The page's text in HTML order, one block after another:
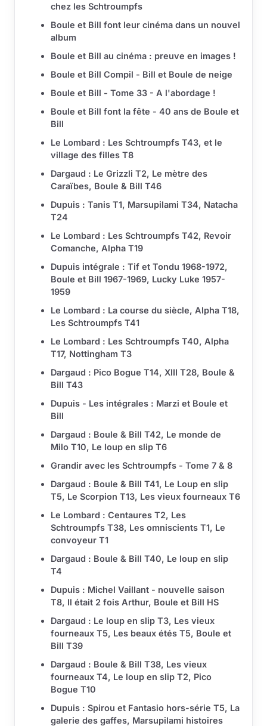
chez les Schtroumpfs
Boule et Bill font leur cinéma dans un nouvel
album
Boule et Bill au cinéma : preuve en images !
Boule et Bill Compil - Bill et Boule de neige
Boule et Bill - Tome 33 - A l'abordage !
Boule et Bill font la fête - 40 ans de Boule et
Bill
Le Lombard : Les Schtroumpfs T43, et le
village des filles T8
Dargaud : Le Grizzli T2, Le mètre des
Caraïbes, Boule & Bill T46
Dupuis : Tanis T1, Marsupilami T34, Natacha
T24
Le Lombard : Les Schtroumpfs T42, Revoir
Comanche, Alpha T19
Dupuis intégrale : Tif et Tondu 1968-1972,
Boule et Bill 1967-1969, Lucky Luke 1957-
1959
Le Lombard : La course du siècle, Alpha T18,
Les Schtroumpfs T41
Le Lombard : Les Schtroumpfs T40, Alpha
T17, Nottingham T3
Dargaud : Pico Bogue T14, XIII T28, Boule &
Bill T43
Dupuis - Les intégrales : Marzi et Boule et
Bill
Dargaud : Boule & Bill T42, Le monde de
Milo T10, Le loup en slip T6
Grandir avec les Schtroumpfs - Tome 7 & 8
Dargaud : Boule & Bill T41, Le Loup en slip
T5, Le Scorpion T13, Les vieux fourneaux T6
Le Lombard : Centaures T2, Les
Schtroumpfs T38, Les omniscients T1, Le
convoyeur T1
Dargaud : Boule & Bill T40, Le loup en slip
T4
Dupuis : Michel Vaillant - nouvelle saison
T8, Il était 2 fois Arthur, Boule et Bill HS
Dargaud : Le loup en slip T3, Les vieux
fourneaux T5, Les beaux étés T5, Boule et
Bill T39
Dargaud : Boule & Bill T38, Les vieux
fourneaux T4, Le loup en slip T2, Pico
Bogue T10
Dupuis : Spirou et Fantasio hors-série T5, La
galerie des gaffes, Marsupilami histoires